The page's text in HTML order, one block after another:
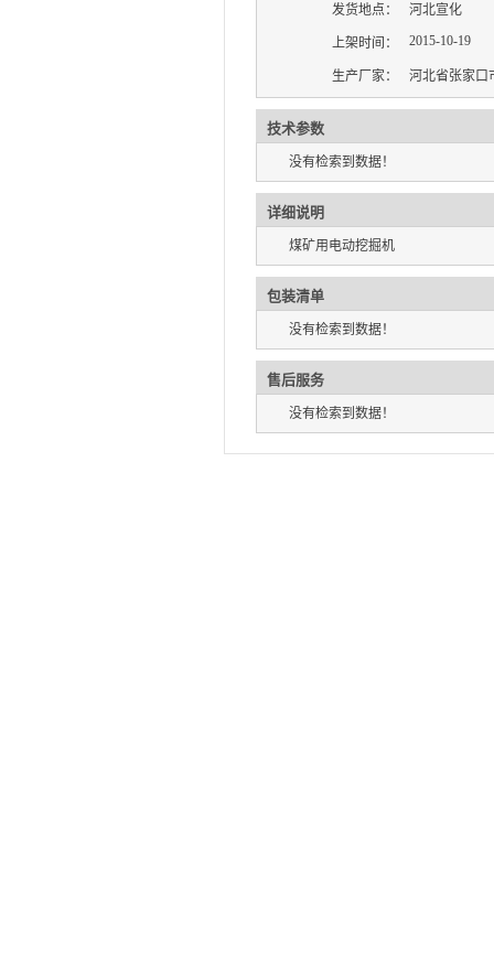
发货地点： 河北宣化
上架时间： 2015-10-19
生产厂家： 河北省张家口
技术参数
没有检索到数据！
详细说明
煤矿用电动挖掘机
包装清单
没有检索到数据！
售后服务
没有检索到数据！